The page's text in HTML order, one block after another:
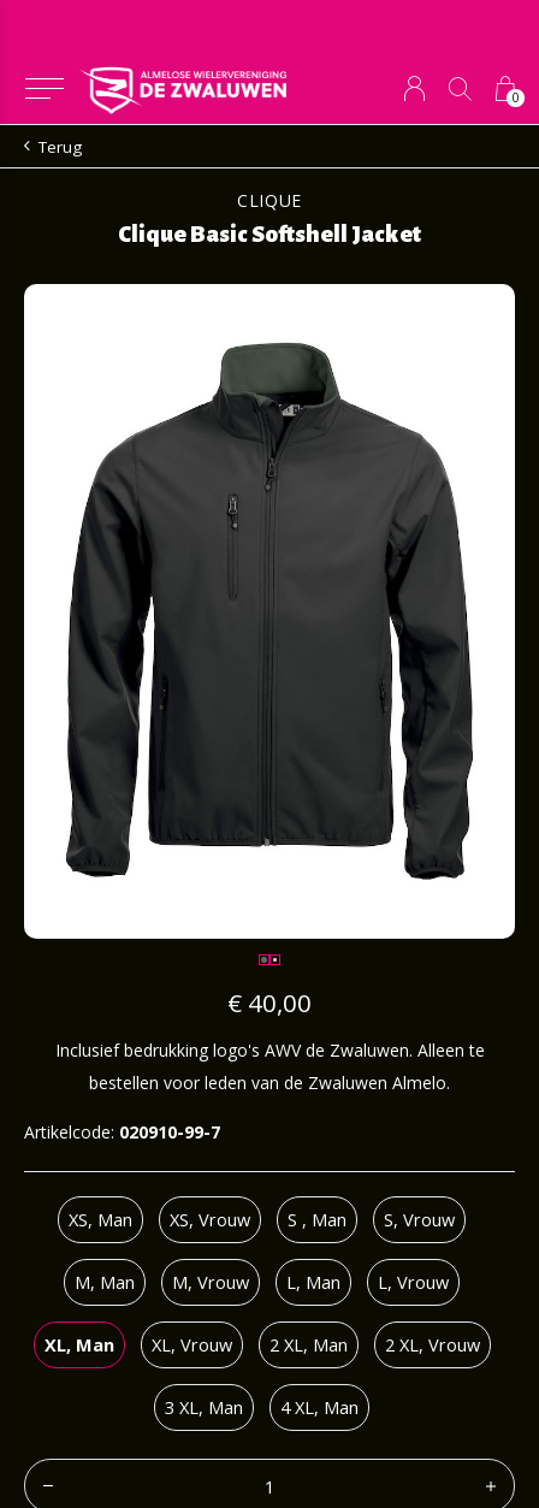
0
Terug
CLIQUE
Clique Basic Softshell Jacket
€ 40,00
Inclusief bedrukking logo's AWV de Zwaluwen. Alleen te
bestellen voor leden van de Zwaluwen Almelo.
Artikelcode: 020910-99-7
XS, Man XS, Vrouw S , Man S, Vrouw
M, Man M, Vrouw L, Man L, Vrouw
XL, Man XL, Vrouw 2 XL, Man 2 XL, Vrouw
3 XL, Man 4 XL, Man